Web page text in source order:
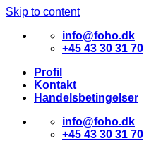
Skip to content
info@foho.dk
+45 43 30 31 70
Profil
Kontakt
Handelsbetingelser
info@foho.dk
+45 43 30 31 70